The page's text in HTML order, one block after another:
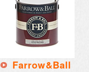
Farrow&Ball